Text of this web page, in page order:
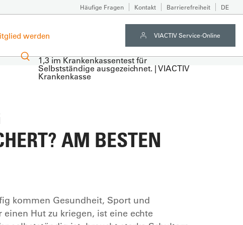
Häufige Fragen Kontakt Barrierefreiheit DE
werden VIACTIV Service-Online
AM BESTEN
kommen Gesundheit, Sport und
Hut zu kriegen, ist eine echte